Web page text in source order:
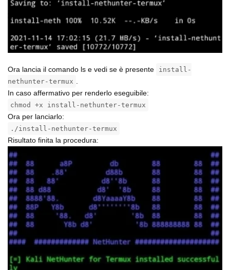
Ora lancia il comando ls e vedi se è presente
install-
nethunter-termux .
In caso affermativo per renderlo eseguibile:
chmod +x install-nethunter-termux
Ora per lanciarlo:
./install-nethunter-termux
Risultato finita la procedura: